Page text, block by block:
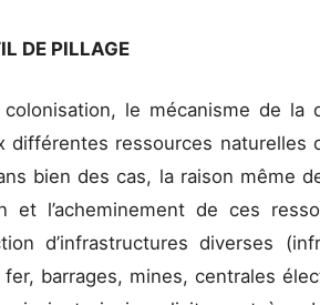
DE PILLAGE
le mécanisme de la
différentes ressources naturelles
bien des cas, la raison même
et l’acheminement de ces
d’infrastructures diverses
barrages, mines, centrales